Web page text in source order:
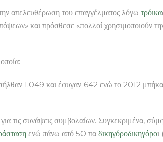
απελευθέρωση του επαγγέλματος λόγω τρόικα
και πρόσθεσε «πολλοί χρησιμοποιούν
1.049 και έφυγαν 642 ενώ το 2012
τις συνάψεις συμβολαίων. Συγκεκριμένα,
ενώ πάνω από 50 πα δικηγόροδικηγόρο